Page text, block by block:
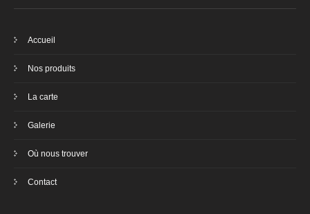
Accueil
Nos produits
La carte
Galerie
Où nous trouver
Contact